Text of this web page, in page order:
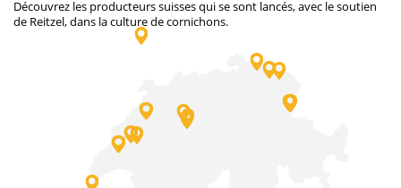
Découvrez les producteurs suisses qui se sont lancés, avec le soutien
de Reitzel, dans la culture de cornichons.